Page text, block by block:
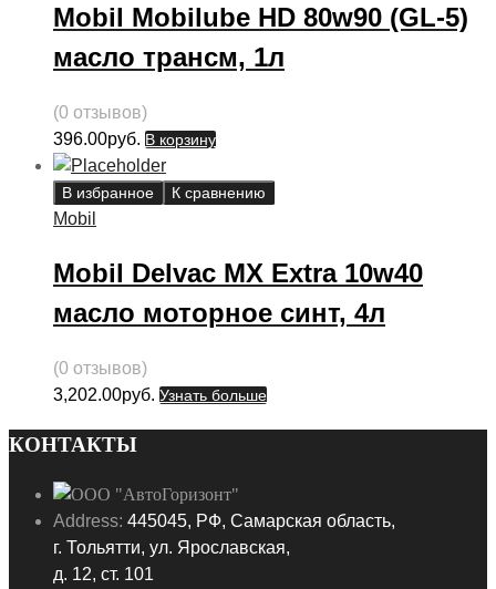
Mobil Mobilube HD 80w90 (GL-5)
масло трансм, 1л
(0 отзывов)
396.00руб. В корзину
В избранное К сравнению
Mobil
Mobil Delvac MX Extra 10w40
масло моторное синт, 4л
(0 отзывов)
3,202.00руб. Узнать больше
КОНТАКТЫ
Address: 445045, РФ, Самарская область,
г. Тольятти, ул. Ярославская,
д. 12, ст. 101